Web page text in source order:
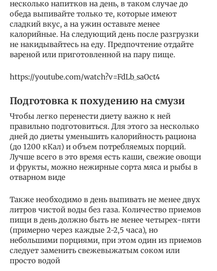
несколько напитков на день, в таком случае до
обеда выпивайте только те, которые имеют
сладкий вкус, а на ужин оставьте менее
калорийные. На следующий день после разгрузки
не накидывайтесь на еду. Предпочтение отдайте
вареной или приготовленной на пару пище.
https://youtube.com/watch?v=FdLb_saOct4
Подготовка к похудению на смузи
Чтобы легко перенести диету важно к ней
правильно подготовиться. Для этого за несколько
дней до диеты уменьшить калорийность рациона
(до 1200 кКал) и объем потребляемых порций.
Лучше всего в это время есть каши, свежие овощи
и фрукты, можно нежирные сорта мяса и рыбы в
отварном виде
Также необходимо в день выпивать не менее двух
литров чистой воды без газа. Количество приемов
пищи в день должно быть не менее четырех-пяти
(примерно через каждые 2-2,5 часа), но
небольшими порциями, при этом один из приемов
следует заменить свежевыжатым соком или
просто водой